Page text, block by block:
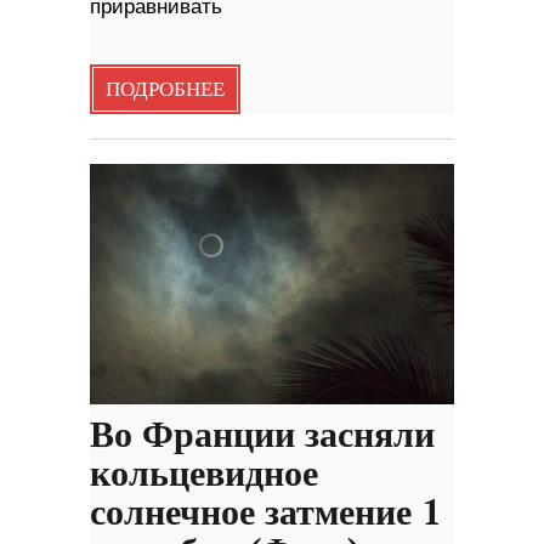
приравнивать
ПОДРОБНЕЕ
Во Франции засняли
кольцевидное
солнечное затмение 1